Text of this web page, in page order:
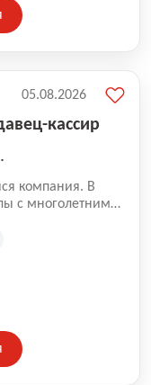
кассир
компания. В
с многолетним
опыт позволяют
05.08.2026